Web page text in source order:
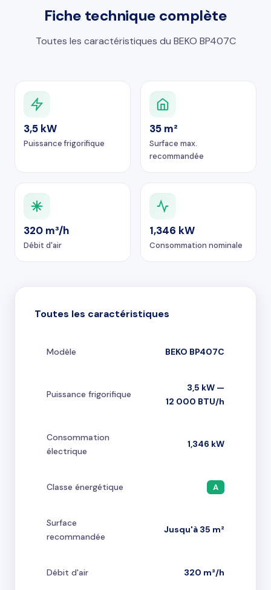
Fiche technique complète
Toutes les caractéristiques du BEKO BP407C
3,5 kW
Puissance frigorifique
35 m²
Surface max.
recommandée
320 m³/h
Débit d'air
1,346 kW
Consommation nominale
Toutes les caractéristiques
Modèle BEKO BP407C
Puissance frigorifique
3,5 kW —
12 000 BTU/h
Consommation
électrique
1,346 kW
Classe énergétique A
Surface
recommandée
Jusqu'à 35 m²
Débit d'air 320 m³/h